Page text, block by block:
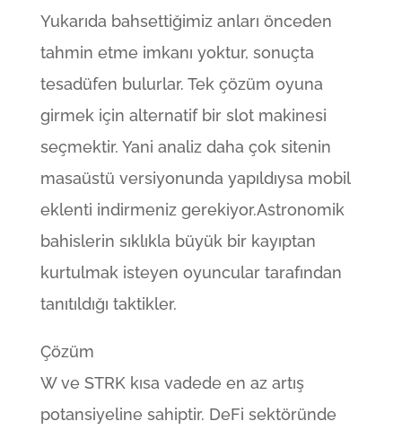
Yukarıda bahsettiğimiz anları önceden
tahmin etme imkanı yoktur, sonuçta
tesadüfen bulurlar. Tek çözüm oyuna
girmek için alternatif bir slot makinesi
seçmektir. Yani analiz daha çok sitenin
masaüstü versiyonunda yapıldıysa mobil
eklenti indirmeniz gerekiyor.Astronomik
bahislerin sıklıkla büyük bir kayıptan
kurtulmak isteyen oyuncular tarafından
tanıtıldığı taktikler.
Çözüm
W ve STRK kısa vadede en az artış
potansiyeline sahiptir. DeFi sektöründe